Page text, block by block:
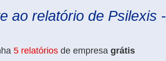
ao relatório de Psilexis -
5 relatórios de empresa grátis